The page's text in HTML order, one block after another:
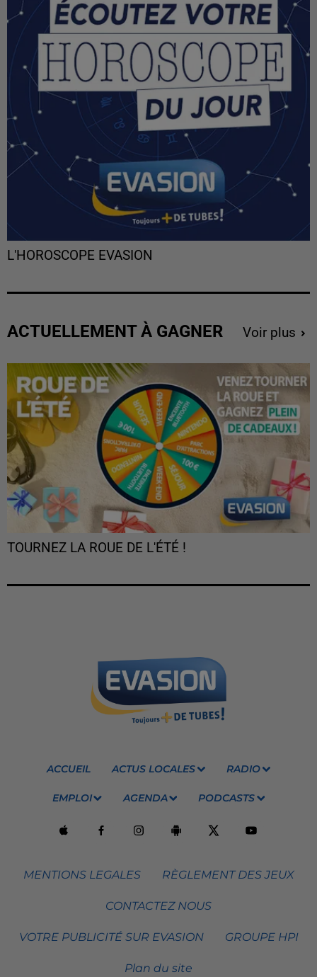
L'HOROSCOPE EVASION
ACTUELLEMENT À GAGNER Voir plus
TOURNEZ LA ROUE DE L'ÉTÉ !
ACCUEIL ACTUS LOCALES RADIO
EMPLOI AGENDA PODCASTS
MENTIONS LEGALES RÈGLEMENT DES JEUX
CONTACTEZ NOUS
VOTRE PUBLICITÉ SUR EVASION GROUPE HPI
Plan du site